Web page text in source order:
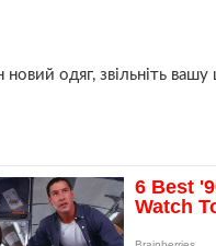
одяг, звільніть